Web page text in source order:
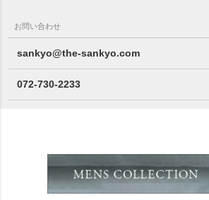
お問い合わせ
sankyo@the-sankyo.com
072-730-2233